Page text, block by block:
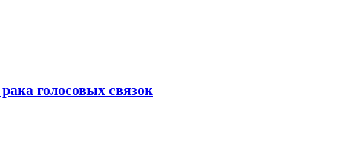
голосовых связок